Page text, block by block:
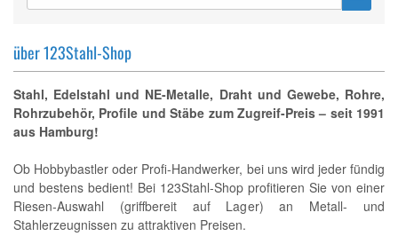
über 123Stahl-Shop
Stahl, Edelstahl und NE-Metalle, Draht und Gewebe, Rohre,
Rohrzubehör, Profile und Stäbe zum Zugreif-Preis – seit 1991
aus Hamburg!
Ob Hobbybastler oder Profi-Handwerker, bei uns wird jeder fündig
und bestens bedient! Bei 123Stahl-Shop profitieren Sie von einer
Riesen-Auswahl (griffbereit auf Lager) an Metall- und
Stahlerzeugnissen zu attraktiven Preisen.